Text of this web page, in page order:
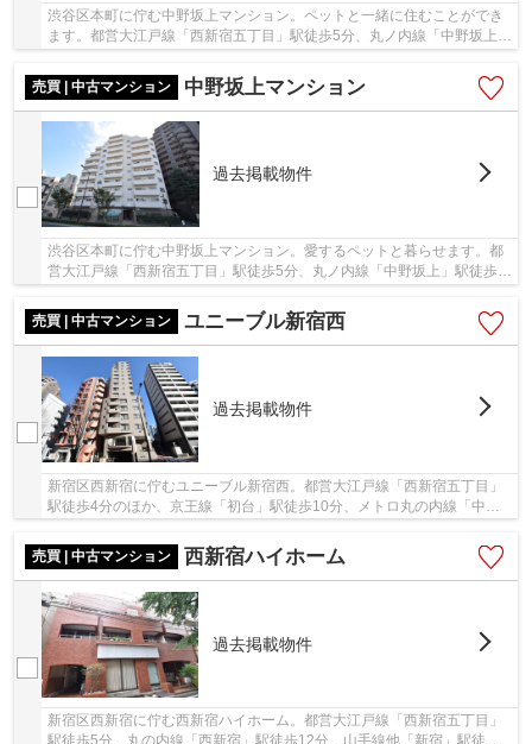
渋谷区本町に佇む中野坂上マンション。ペットと一緒に住むことができ
ます。都営大江戸線「西新宿五丁目」駅徒歩5分、丸ノ内線「中野坂上」
駅徒歩9分、2駅2沿線利用可能で利便性良好な...
売買 | 中古マンション
中野坂上マンション
過去掲載物件
渋谷区本町に佇む中野坂上マンション。愛するペットと暮らせます。都
営大江戸線「西新宿五丁目」駅徒歩5分、丸ノ内線「中野坂上」駅徒歩9
分、新宿駅も徒歩圏で利便性良好な立地。近隣...
売買 | 中古マンション
ユニーブル新宿西
過去掲載物件
新宿区西新宿に佇むユニーブル新宿西。都営大江戸線「西新宿五丁目」
駅徒歩4分のほか、京王線「初台」駅徒歩10分、メトロ丸の内線「中野
売買 | 中古マンション
西新宿ハイホーム
過去掲載物件
新宿区西新宿に佇む西新宿ハイホーム。都営大江戸線「西新宿五丁目」